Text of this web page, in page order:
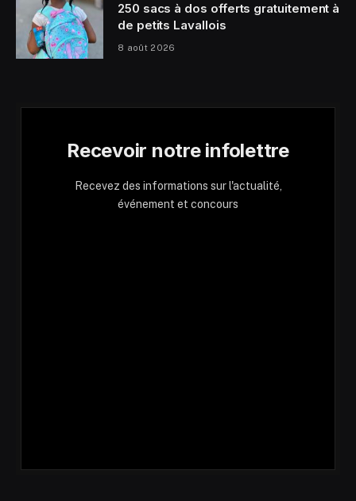
250 sacs à dos offerts gratuitement à
de petits Lavallois
8 août 2026
Recevoir notre infolettre
Recevez des informations sur l'actualité,
événement et concours